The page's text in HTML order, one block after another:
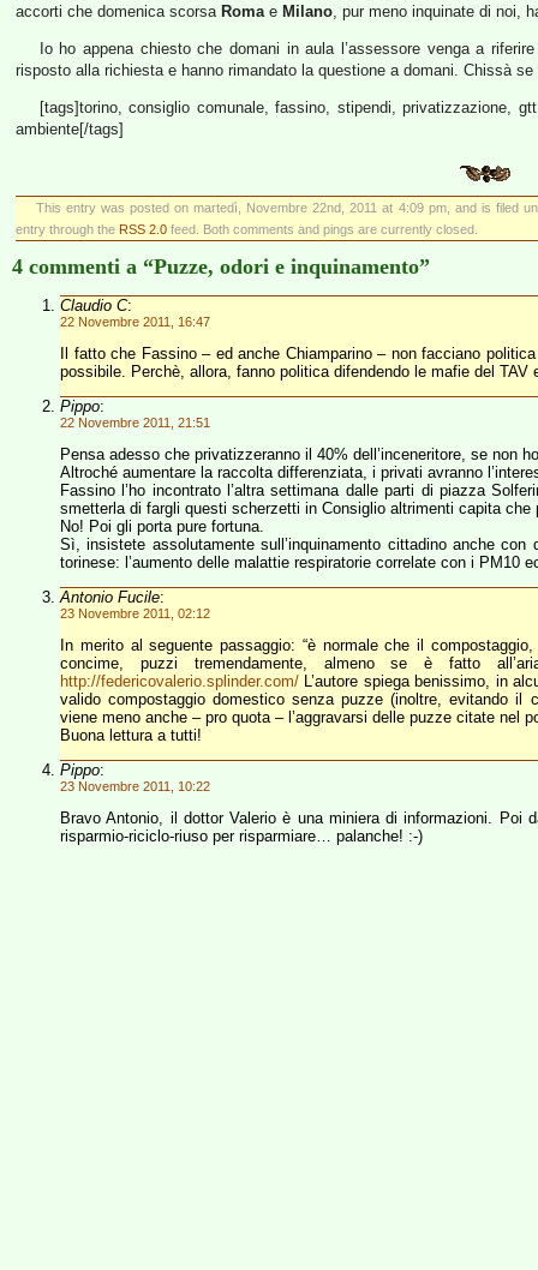
accorti che domenica scorsa Romae Milano, pur meno inquinate di noi,
Io ho appena chiesto che domani in aula l’assessore venga a
risposto alla richiesta e hanno rimandato la questione a domani. Chissà
[tags]torino, consiglio comunale, fassino, stipendi, privatizzazione,
ambiente[/tags]
This entry was posted on martedì, Novembre 22nd, 2011 at 4:09 pm, and is filed
entry through the RSS 2.0 feed. Both comments and pings are currently closed.
4 commenti a “Puzze, odori e inquinamento”
Claudio C:
22 Novembre 2011, 16:47
Il fatto che Fassino – ed anche Chiamparino – non facciano
possibile. Perchè, allora, fanno politica difendendo le mafie del
Pippo:
22 Novembre 2011, 21:51
Pensa adesso che privatizzeranno il 40% dell’inceneritore, se non
Altroché aumentare la raccolta differenziata, i privati avranno
Fassino l’ho incontrato l’altra settimana dalle parti di piazza
smetterla di fargli questi scherzetti in Consiglio altrimenti capita
No! Poi gli porta pure fortuna.
Sì, insistete assolutamente sull’inquinamento cittadino anche
torinese: l’aumento delle malattie respiratorie correlate con i PM10
Antonio Fucile:
23 Novembre 2011, 02:12
In merito al seguente passaggio: “è normale che il
concime, puzzi tremendamente, almeno se è fatto
http://federicovalerio.splinder.com/ L’autore spiega benissimo, in
valido compostaggio domestico senza puzze (inoltre, evitando
viene meno anche – pro quota – l’aggravarsi delle puzze citate nel
Buona lettura a tutti!
Pippo:
23 Novembre 2011, 10:22
Bravo Antonio, il dottor Valerio è una miniera di informazioni. Poi
risparmio-riciclo-riuso per risparmiare… palanche! :-)